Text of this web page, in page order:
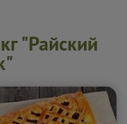
"Райский